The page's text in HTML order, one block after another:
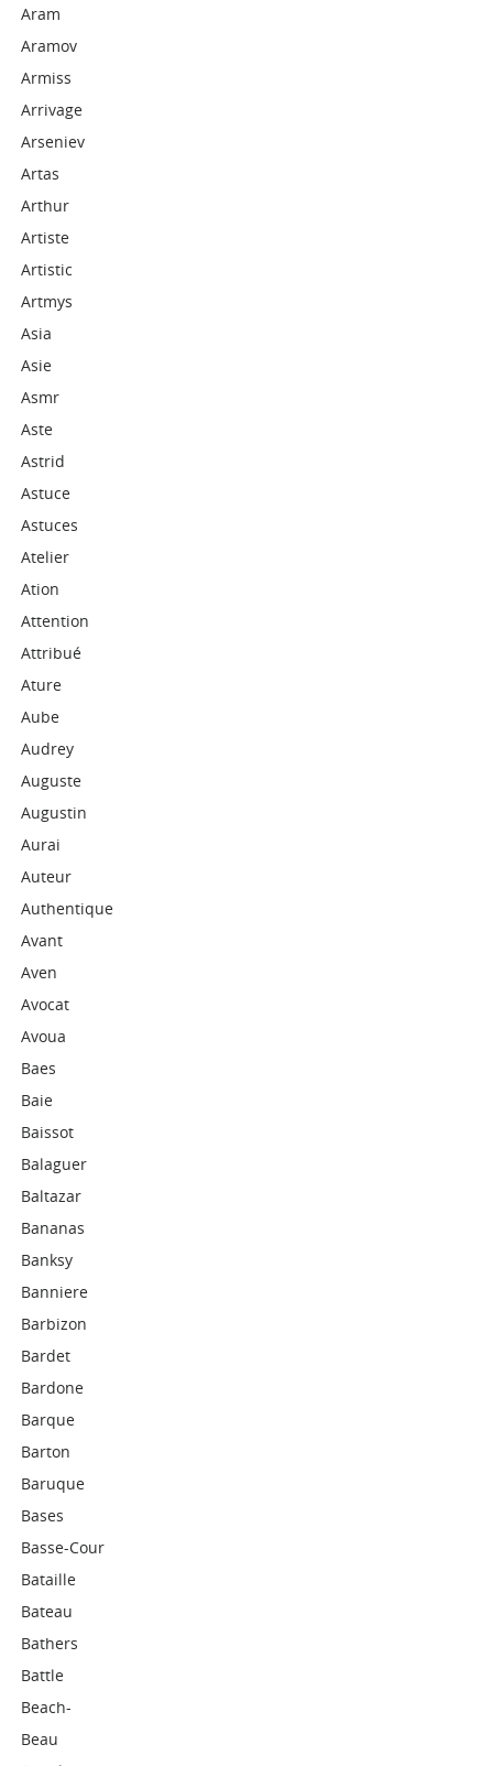
Aram
Aramov
Armiss
Arrivage
Arseniev
Artas
Arthur
Artiste
Artistic
Artmys
Asia
Asie
Asmr
Aste
Astrid
Astuce
Astuces
Atelier
Ation
Attention
Attribué
Ature
Aube
Audrey
Auguste
Augustin
Aurai
Auteur
Authentique
Avant
Aven
Avocat
Avoua
Baes
Baie
Baissot
Balaguer
Baltazar
Bananas
Banksy
Banniere
Barbizon
Bardet
Bardone
Barque
Barton
Baruque
Bases
Basse-Cour
Bataille
Bateau
Bathers
Battle
Beach-
Beau